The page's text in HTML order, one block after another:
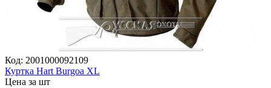
Код: 2001000092109
Куртка Hart Burgoa XL
Цена за шт